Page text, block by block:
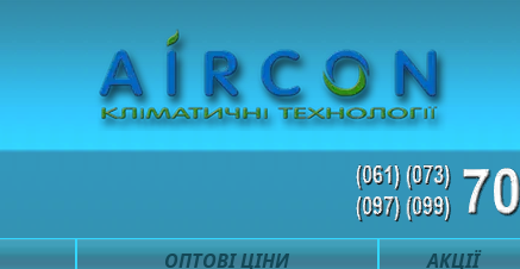
ОПТОВІ ЦІНИ АКЦІЇ